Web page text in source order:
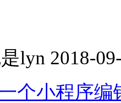
lyn 2018-
个小程序